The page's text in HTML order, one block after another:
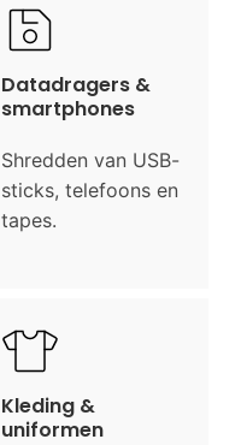
Datadragers &
smartphones
Shredden van USB-
sticks, telefoons en
tapes.
Kleding &
uniformen